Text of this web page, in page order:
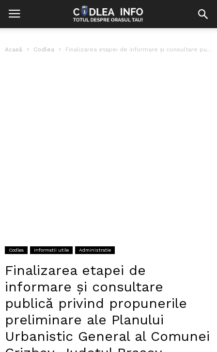
Acasă Codlea Finalizarea etapei de informare și consultare publică privind propunerile preliminare ale Planului...
Codlea Informatii utile Administratie
Finalizarea etapei de
informare și consultare
publică privind propunerile
preliminare ale Planului
Urbanistic General al Comunei